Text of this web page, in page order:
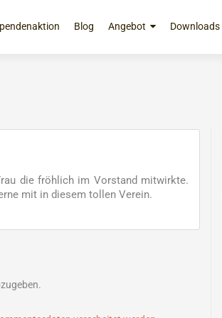
Blog Angebot Downloads
die fröhlich im Vorstand mitwirkte.
mit in diesem tollen Verein.